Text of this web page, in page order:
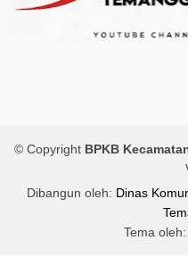
© Copyright BPKB
Dibangun oleh: Dinas
Tema oleh: